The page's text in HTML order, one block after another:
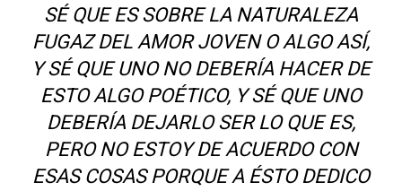
SÉ QUE ES SOBRE LA NATURALEZA
FUGAZ DEL AMOR JOVEN O ALGO ASÍ,
Y SÉ QUE UNO NO DEBERÍA HACER DE
ESTO ALGO POÉTICO, Y SÉ QUE UNO
DEBERÍA DEJARLO SER LO QUE ES,
PERO NO ESTOY DE ACUERDO CON
ESAS COSAS PORQUE A ÉSTO DEDICO